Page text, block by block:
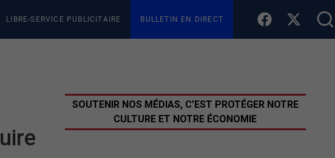
LIBRE-SERVICE PUBLICITAIRE BULLETIN EN DIRECT
SOUTENIR NOS MÉDIAS, C’EST PROTÉGER NOTRE
CULTURE ET NOTRE ÉCONOMIE